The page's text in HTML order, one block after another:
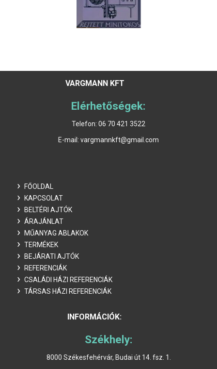
VARGMANN KFT
Elérhetőségek:
Telefon: 06 70 421 3522
E-mail: vargmannkft@gmail.com
FŐOLDAL
KAPCSOLAT
BELTÉRI AJTÓK
ÁRAJÁNLAT
MŰANYAG ABLAKOK
TERMÉKEK
BEJÁRATI AJTÓK
REFERENCIÁK
CSALÁDI HÁZI REFERENCIÁK
TÁRSAS HÁZI REFERENCIÁK
INFORMÁCIÓK:
Székhely:
8000 Székesfehérvár, Budai út 14. fsz. 1.